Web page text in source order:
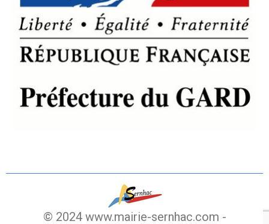
© 2024 www.mairie-sernhac.com -